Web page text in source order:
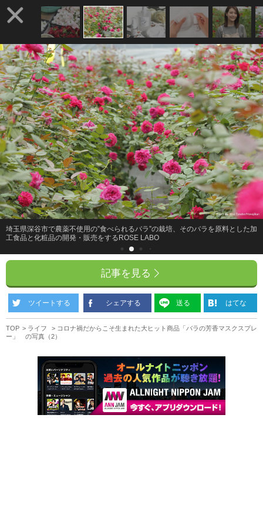
埼玉県深谷市で農薬不使用の”食べられるバラ”の栽培、そのバラを原料とした加
工食品と化粧品の開発・販売をするROSE LABO
記事を見る
ツイートする シェアする 送る はてな
TOP ライフ
コロナ禍だからこそ生まれた大ヒット商品「バラの芳香マスクスプレ
ー」 の写真（2）